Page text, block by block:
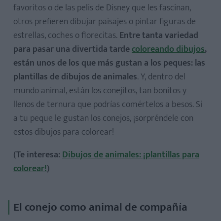
favoritos o de las pelis de Disney que les fascinan,
otros prefieren dibujar paisajes o pintar figuras de
estrellas, coches o florecitas. Entre tanta variedad
para pasar una divertida tardecoloreando dibujos,
están unos de los que más gustan a los peques: las
plantillas de dibujos de animales. Y, dentro del
mundo animal, están los conejitos, tan bonitos y
llenos de ternura que podrías comértelos a besos. Si
a tu peque le gustan los conejos, ¡sorpréndele con
estos dibujos para colorear!
(Te interesa:Dibujos de animales: ¡plantillas para
colorear!)
El conejo como animal de compañía